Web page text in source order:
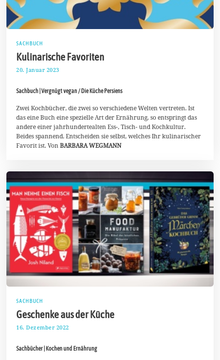
SACHBUCH
Kulinarische Favoriten
20. Januar 2023
J
n
u
a
r
2
0
Sachbuch | Vergnügt vegan / Die Küche Persiens
Zwei Kochbücher, die zwei so verschiedene Welten vertreten. Ist
das eine Buch eine spezielle Art der Ernährung, so entspringt das
andere einer jahrhundertealten Ess-, Tisch- und Kochkultur.
Beides spannend. Entscheiden sie selbst, welches Ihr kulinarischer
Favorit ist. VonBARBARA WEGMANN
SACHBUCH
Geschenke aus der Küche
16. Dezember 2022
D
Sachbücher | Kochen und Ernährung